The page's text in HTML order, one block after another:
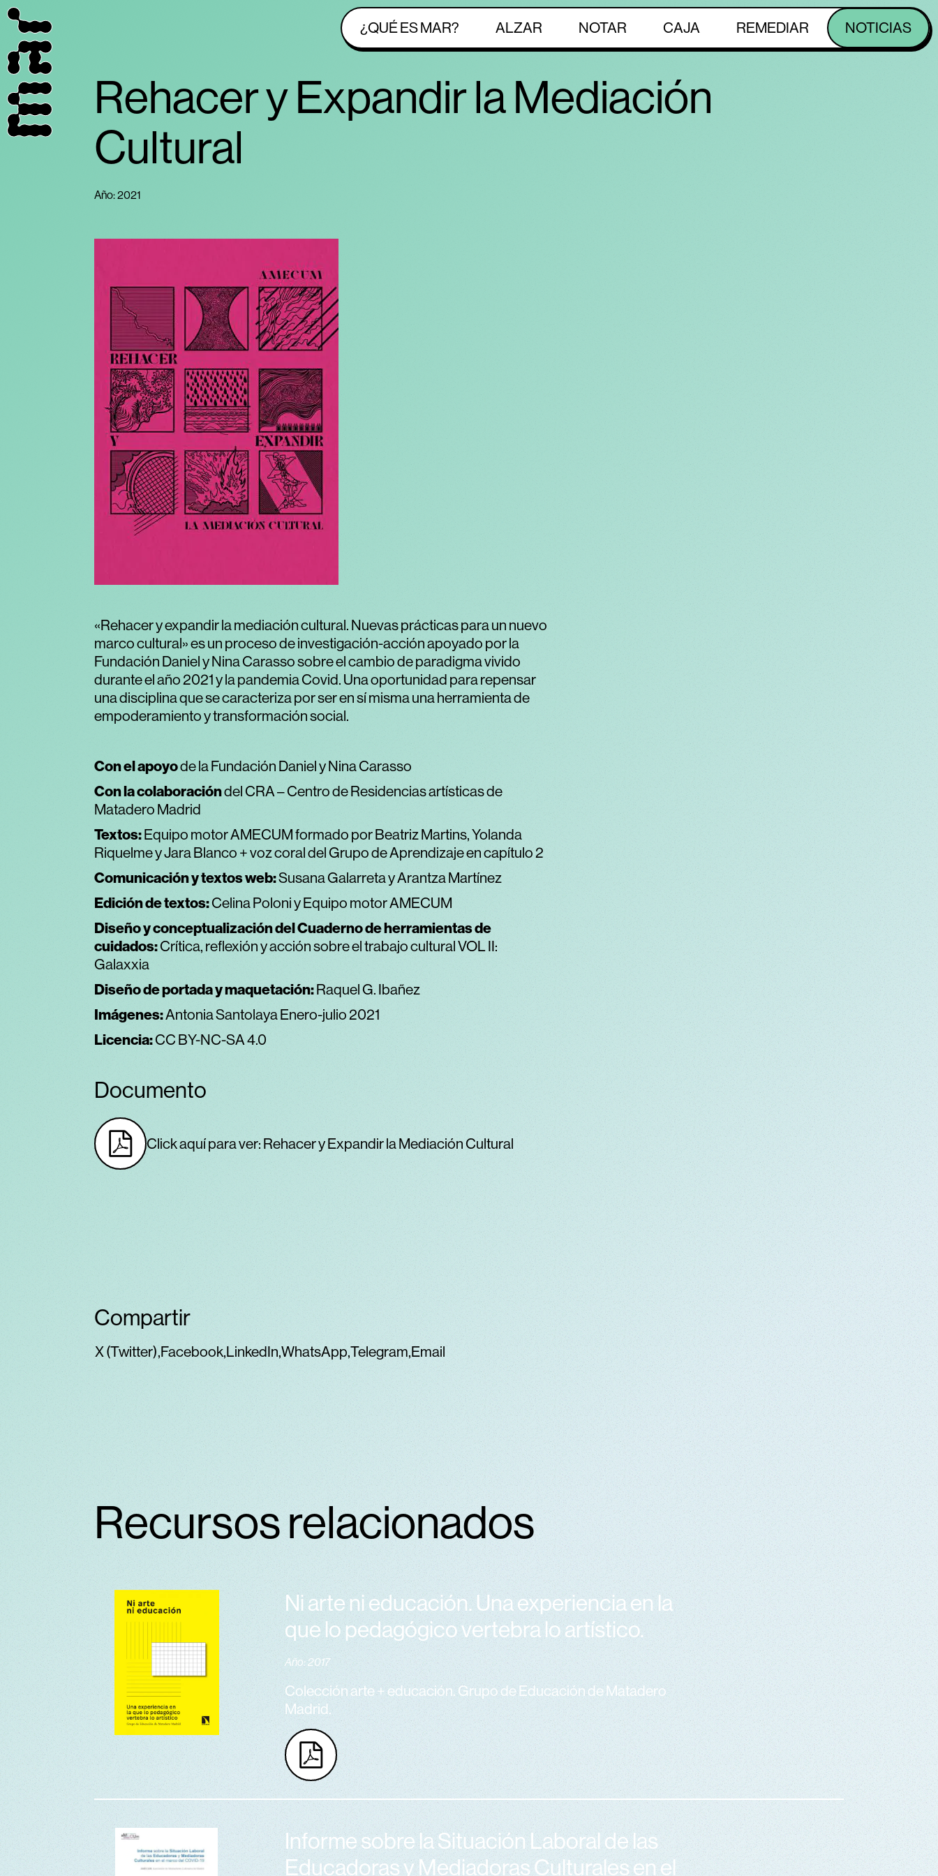
¿QUÉ ES MAR? ALZAR NOTAR CAJA REMEDIAR NOTICIAS
Rehacer y Expandir la Mediación
Cultural
Año: 2021
«Rehacer y expandir la mediación cultural. Nuevas prácticas para un nuevo
marco cultural» es un proceso de investigación-acción apoyado por la
Fundación Daniel y Nina Carasso sobre el cambio de paradigma vivido
durante el año 2021 y la pandemia Covid. Una oportunidad para repensar
una disciplina que se caracteriza por ser en sí misma una herramienta de
empoderamiento y transformación social.
Con el apoyode la Fundación Daniel y Nina Carasso
Con la colaboracióndel CRA – Centro de Residencias artísticas de
Matadero Madrid
Textos:Equipo motor AMECUM formado por Beatriz Martins, Yolanda
Riquelme y Jara Blanco + voz coral del Grupo de Aprendizaje en capítulo 2
Comunicación y textos web:Susana Galarreta y Arantza Martínez
Edición de textos:Celina Poloni y Equipo motor AMECUM
Diseño y conceptualización del Cuaderno de herramientas de
cuidados:Crítica, reflexión y acción sobre el trabajo cultural VOL II:
Galaxxia
Diseño de portada y maquetación:Raquel G. Ibañez
Imágenes:Antonia Santolaya Enero-julio 2021
Licencia:CC BY-NC-SA 4.0
Documento
Click aquí para ver: Rehacer y Expandir la Mediación Cultural
Compartir
X (Twitter) Facebook LinkedIn WhatsApp Telegram Email
Recursos relacionados
Ni arte ni educación. Una experiencia en la
que lo pedagógico vertebra lo artístico.
Año: 2017
Colección arte + educación. Grupo de Educación de Matadero
Madrid.
Informe sobre la Situación Laboral de las
Educadoras y Mediadoras Culturales en el